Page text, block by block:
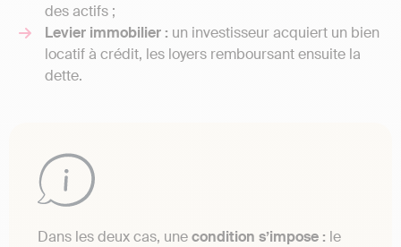
des actifs ;
Levier immobilier : un investisseur acquiert un bien
locatif à crédit, les loyers remboursant ensuite la
dette.
Dans les deux cas, unecondition s’impose : le